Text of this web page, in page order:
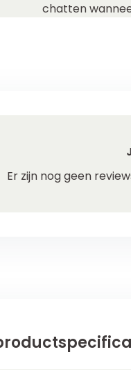
chatten
Er zijn nog geen